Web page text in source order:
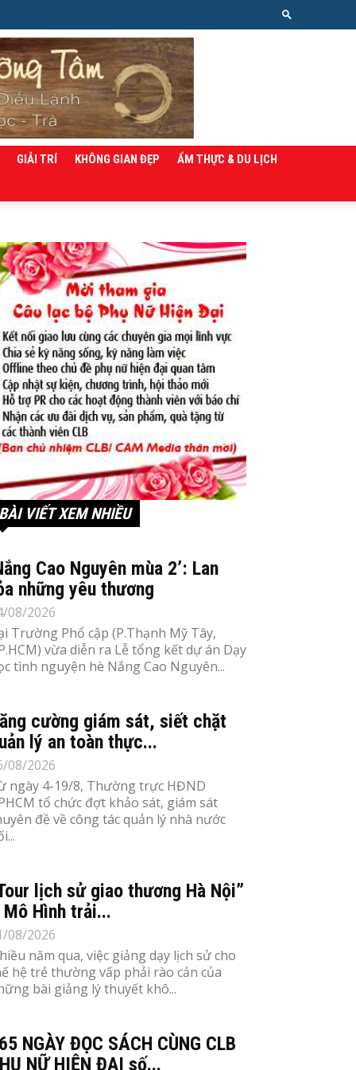
GIẢI TRÍ KHÔNG GIAN ĐẸP ẨM THỰC & DU LỊCH
VIẾT XEM NHIỀU
Cao Nguyên mùa 2’: Lan
những yêu thương
08/2026
Trường Phổ cập (P.Thạnh Mỹ Tây,
vừa diễn ra Lễ tổng kết dự án Dạy
tình nguyện hè Nắng Cao Nguyên...
cường giám sát, siết chặt
lý an toàn thực...
08/2026
ngày 4-19/8, Thường trực HĐND
tổ chức đợt khảo sát, giám sát
đề về công tác quản lý nhà nước
lịch sử giao thương Hà Nội”
Hình trải...
08/2026
năm qua, việc giảng dạy lịch sử cho
hệ trẻ thường vấp phải rào cản của
bài giảng lý thuyết khô...
NGÀY ĐỌC SÁCH CÙNG CLB
NỮ HIỆN ĐẠI số...